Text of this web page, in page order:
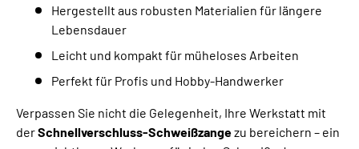
Hergestellt aus robusten Materialien für längere
Lebensdauer
Leicht und kompakt für müheloses Arbeiten
Perfekt für Profis und Hobby-Handwerker
Verpassen Sie nicht die Gelegenheit, Ihre Werkstatt mit
derSchnellverschluss-Schweißzangezu bereichern – ein